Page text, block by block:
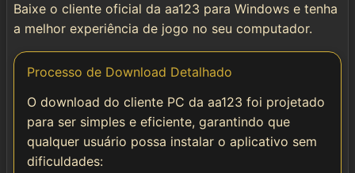
🌐 Social & Contato
📘 Facebook
Baixe o cliente oficial da aa123 para Windows e tenha
a melhor experiência de jogo no seu computador.
Processo de Download Detalhado
O download do cliente PC da aa123 foi projetado
para ser simples e eficiente, garantindo que
qualquer usuário possa instalar o aplicativo sem
dificuldades: